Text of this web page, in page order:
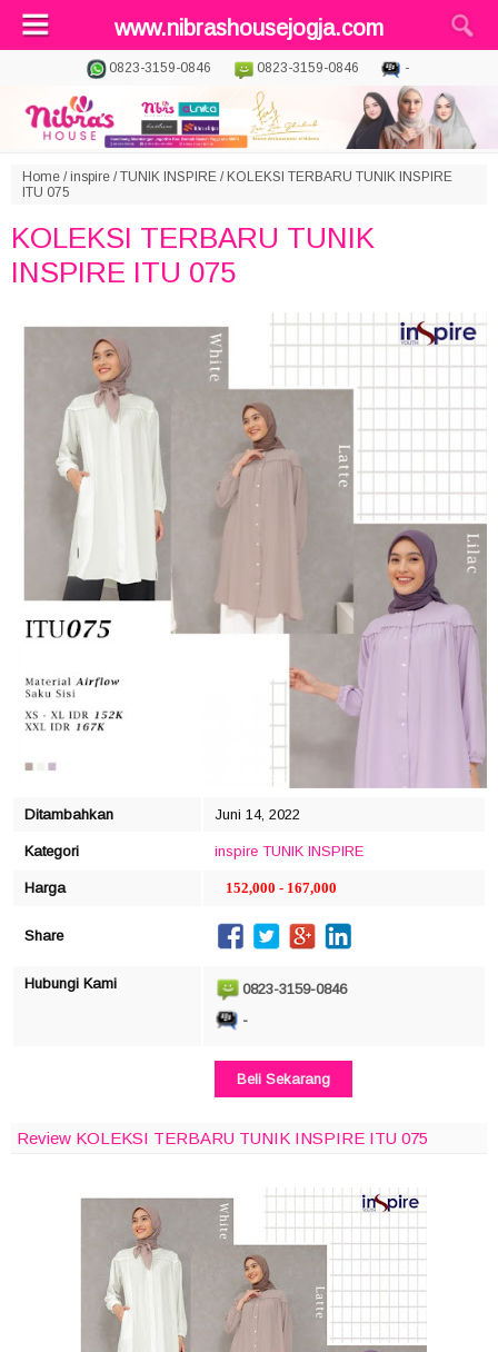
www.nibrashousejogja.com
0823-3159-0846 0823-3159-0846 -
Home / inspire /TUNIK INSPIRE / KOLEKSI TERBARU TUNIK INSPIRE
ITU 075
KOLEKSI TERBARU TUNIK
INSPIRE ITU 075
click to zoom
Ditambahkan Juni 14, 2022
Kategori inspire TUNIK INSPIRE
Harga 152,000 - 167,000
Share
Hubungi Kami
0823-3159-0846
-
Beli Sekarang
Review KOLEKSI TERBARU TUNIK INSPIRE ITU 075